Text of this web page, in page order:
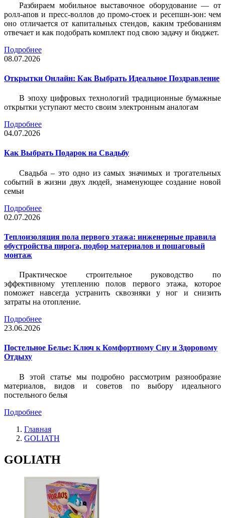
Разбираем мобильное выставочное оборудование — от
ролл-апов и пресс-воллов до промо-стоек и ресепшн-зон: чем
оно отличается от капитальных стендов, каким требованиям
отвечает и как подобрать комплект под свою задачу и бюджет.
Подробнее
08.07.2026
Открытки Онлайн: Как Выбрать Идеальное Поздравление
В эпоху цифровых технологий традиционные бумажные
открытки уступают место своим электронным аналогам
Подробнее
04.07.2026
Как Выбрать Подарок на Свадьбу
Свадьба – это одно из самых значимых и трогательных
событий в жизни двух людей, знаменующее создание новой
семьи
Подробнее
02.07.2026
Теплоизоляция пола первого этажа: инженерные правила
обустройства пирога, подбор материалов и пошаговый
монтаж
Практическое строительное руководство по
эффективному утеплению полов первого этажа, которое
поможет навсегда устранить сквозняки у ног и снизить
затраты на отопление.
Подробнее
23.06.2026
Постельное Белье: Ключ к Комфортному Сну и Здоровому
Отдыху
В этой статье мы подробно рассмотрим разнообразие
материалов, видов и советов по выбору идеального
постельного белья
Подробнее
Главная
GOLIATH
GOLIATH